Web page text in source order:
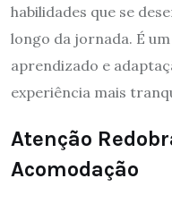
habilidades que se
longo da jornada. É
aprendizado e
experiência mais
Atenção
Acomodação